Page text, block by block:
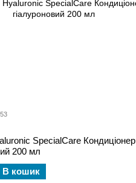
SpecialCare Кондиціонер
200 мл
В кошик